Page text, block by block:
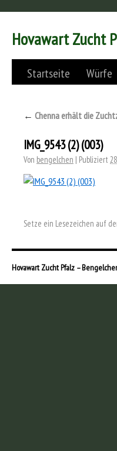
Hovawart Zucht
Startseite Würfe
← Chenna erhält die
IMG_9543 (2) (003)
Von bengelchen | Publiziert
Setze ein Lesezeichen auf
Hovawart Zucht Pfalz –